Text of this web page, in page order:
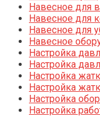
Навесное для
Навесное для
Навесное для
Навесное
Настройка
Настройка
Настройка
Настройка
Настройка
Настройка